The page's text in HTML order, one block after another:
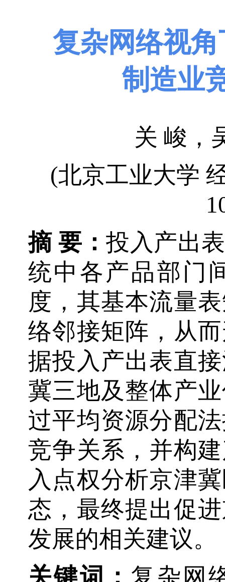
复杂网络视
制造业
关 峻，
(北京工业大学
摘 要：投入产出
统中各产品部门
度，其基本流量
络邻接矩阵，从
据投入产出表直
冀三地及整体产
过平均资源分配
竞争关系，并构
入点权分析京津
态，最终提出促
发展的相关建议。
关键词： 复杂网